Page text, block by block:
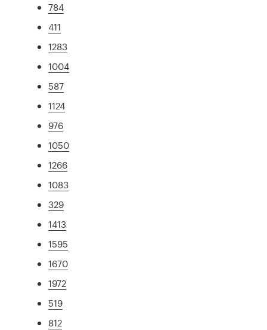
784
411
1283
1004
587
1124
976
1050
1266
1083
329
1413
1595
1670
1972
519
812